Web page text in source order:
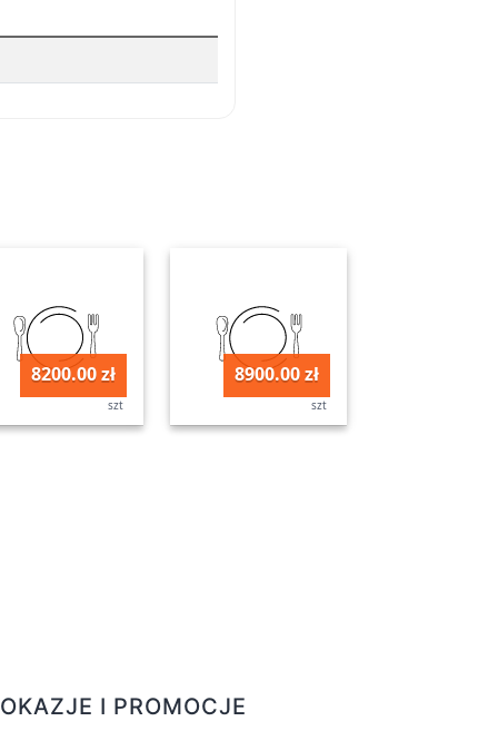
8200.00 zł
szt
8900.00 zł
szt
OKAZJE I PROMOCJE